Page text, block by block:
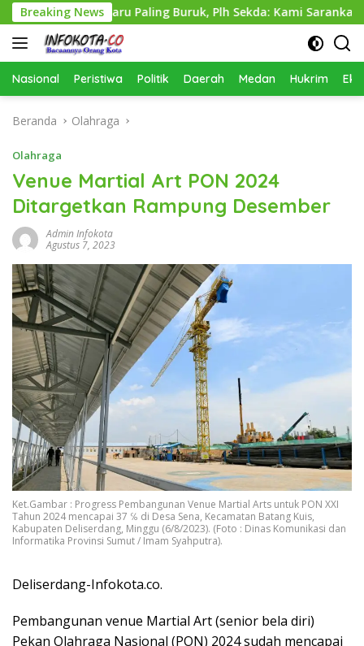
Langsung
ke
konten
Breaking NewsPaling Buruk, Plh Sekda: Kami Sarankan Dievaluasi
Nasional Peristiwa Politik Daerah Medan Hukrim
Beranda Olahraga
Olahraga
Venue Martial Art PON 2024
Ditargetkan Rampung Desember
Admin Infokota
Agustus 7, 2023
Ket.Gambar : Progress Pembangunan Venue Martial Arts untuk PON XXI
Tahun 2024 mencapai 37 ℅ di Desa Sena, Kecamatan Batang Kuis,
Kabupaten Deliserdang, Minggu (6/8/2023). (Foto : Dinas Komunikasi dan
Informatika Provinsi Sumut / Imam Syahputra).
Deliserdang-Infokota.co.
Pembangunan venue Martial Art (senior bela diri)
Pekan Olahraga Nasional (PON) 2024 sudah mencapai